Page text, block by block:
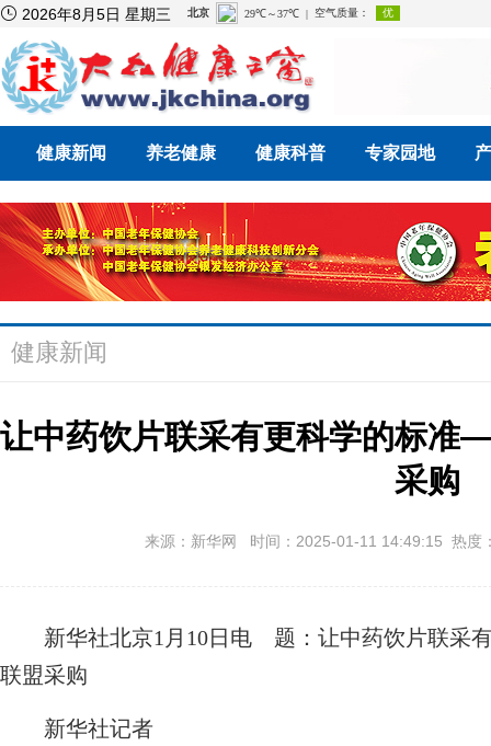
 2026年8月5日 星期三
健康新闻 养老健康 健康科普 专家园地
健康新闻
让中药饮片联采有更科学的标
采购
来源：新华网 时间：2025-01-11 14:49:15 热度
新华社北京1月10日电 题：让中药饮片联采
联盟采购
新华社记者